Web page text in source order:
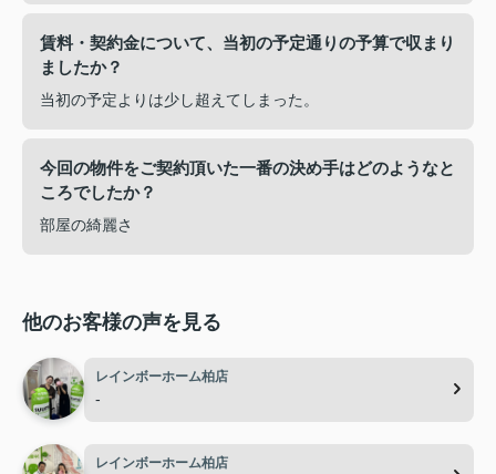
賃料・契約金について、当初の予定通りの予算で収まり
ましたか？
当初の予定よりは少し超えてしまった。
今回の物件をご契約頂いた一番の決め手はどのようなと
ころでしたか？
部屋の綺麗さ
他のお客様の声を見る
レインボーホーム柏店
-
レインボーホーム柏店